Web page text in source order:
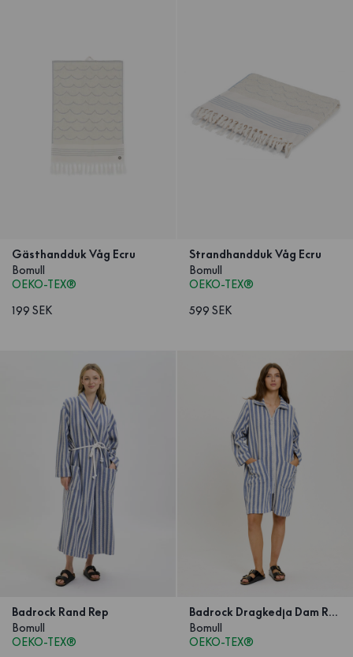
Gästhandduk Våg Ecru
Bomull
OEKO-TEX®
199 SEK
Strandhandduk Våg Ecru
Bomull
OEKO-TEX®
599 SEK
Badrock Rand Rep
Bomull
OEKO-TEX®
Badrock Dragkedja Dam Rand
Bomull
OEKO-TEX®